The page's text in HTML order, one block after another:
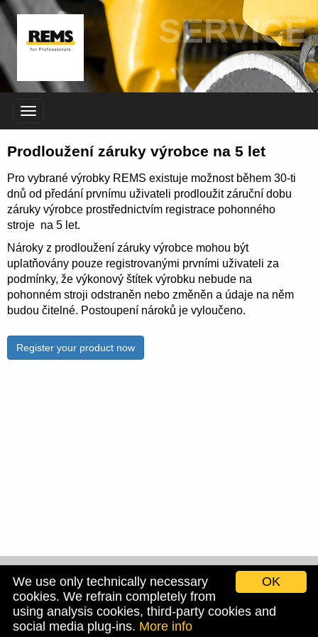
SERVICE
Prodloužení záruky výrobce na 5 let
Pro vybrané výrobky REMS existuje možnost během 30-ti
dnů od předání prvnímu uživateli prodloužit záruční dobu
záruky výrobce prostřednictvím registrace pohonného
stroje na 5 let.
Nároky z prodloužení záruky výrobce mohou být
uplatňovány pouze registrovanými prvními uživateli za
podmínky, že výkonový štítek výrobku nebude na
pohonném stroji odstraněn nebo změněn a údaje na něm
budou čitelné. Postoupení nároků je vyloučeno.
Register your product now
Imprint
Data privacy
recruitment.rems.de
OK
We use only technically necessary
cookies. We refrain completely from
using analysis cookies, third-party cookies and
social media plug-ins. More info